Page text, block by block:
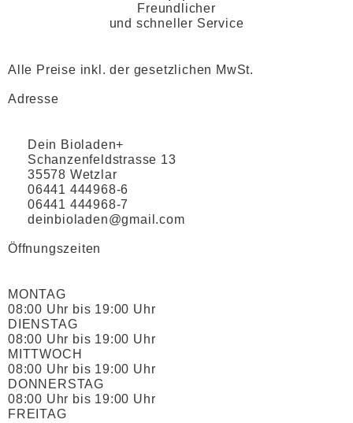
Freundlicher
und schneller Service
Alle Preise inkl. der gesetzlichen MwSt.
Adresse
Dein Bioladen+
Schanzenfeldstrasse 13
35578 Wetzlar
06441 444968-6
06441 444968-7
deinbioladen@gmail.com
Öffnungszeiten
MONTAG
08:00 Uhr bis 19:00 Uhr
DIENSTAG
08:00 Uhr bis 19:00 Uhr
MITTWOCH
08:00 Uhr bis 19:00 Uhr
DONNERSTAG
08:00 Uhr bis 19:00 Uhr
FREITAG